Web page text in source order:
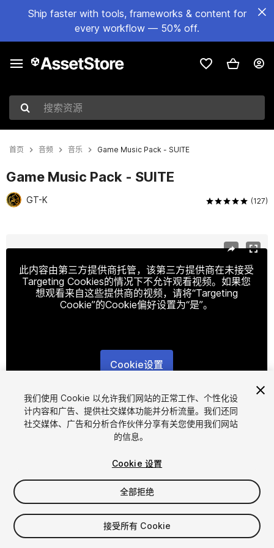
Ship faster with tools, frameworks & content for
every workflow — 50% off.
搜索资源
首页 音频 音乐 Game Music Pack - SUITE
Game Music Pack - SUITE
GT-K (127)
此内容由第三方提供商托管，该第三方提供商在未接受
Targeting Cookies的情况下不允许观看视频。如果您
想观看来自这些提供商的视频，请将“Targeting
Cookie”的Cookie偏好设置为“是”。
Cookie设置
1/18
$9.99
增值税将在结算时计算
我们使用 Cookie 以允许我们网站的正常工作、个性化设
计内容和广告、提供社交媒体功能并分析流量。我们还同
社交媒体、广告和分析合作伙伴分享有关您使用我们网站
的信息。
Cookie 设置
全部拒绝
接受所有 Cookie